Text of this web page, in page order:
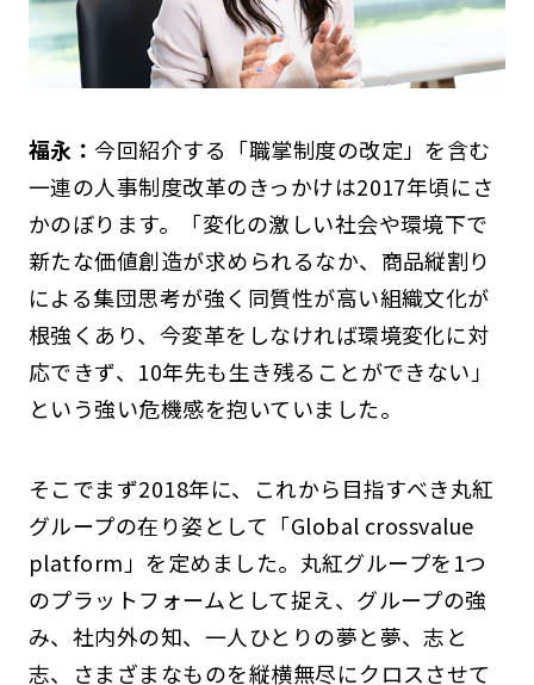
福永：今回紹介する「職掌制度の改定」を含む
一連の人事制度改革のきっかけは2017年頃にさ
かのぼります。「変化の激しい社会や環境下で
新たな価値創造が求められるなか、商品縦割り
による集団思考が強く同質性が高い組織文化が
根強くあり、今変革をしなければ環境変化に対
応できず、10年先も生き残ることができない」
という強い危機感を抱いていました。
そこでまず2018年に、これから目指すべき丸紅
グループの在り姿として「Global crossvalue
platform」を定めました。丸紅グループを1つ
のプラットフォームとして捉え、グループの強
み、社内外の知、一人ひとりの夢と夢、志と
志、さまざまなものを縦横無尽にクロスさせて